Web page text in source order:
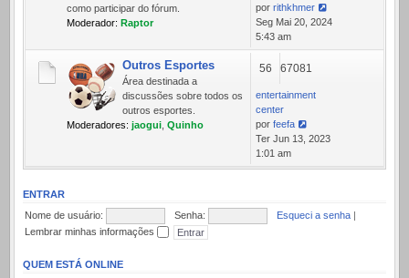
como participar do fórum.
Moderador: Raptor
por rithkhmer
Ver
última
mensagem
Seg Mai 20, 2024
5:43 am
Outros Esportes
Área destinada a
discussões sobre todos os
outros esportes.
Moderadores: jaogui Quinho
56 67081
entertainment
center
por feefa
Ver
última
mensagem
Ter Jun 13, 2023
1:01 am
ENTRAR
Nome de usuário:
Senha: Esqueci a senha |
Lembrar minhas informações
QUEM ESTÁ ONLINE